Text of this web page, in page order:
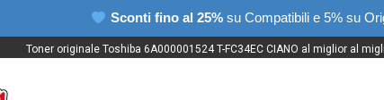
Sconti fino al 25% su Compatibili e 5% su
Toner originale Toshiba 6A000001524 T-FC34EC CIANO al miglior al